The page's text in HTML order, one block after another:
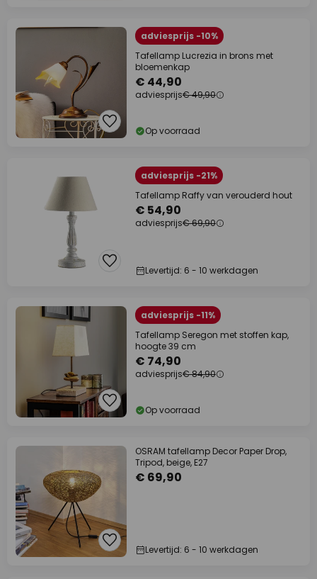
adviesprijs -10%
Tafellamp Lucrezia in brons met
bloemenkap
€ 44,90
adviesprijs€ 49,90
Op voorraad
adviesprijs -21%
Tafellamp Raffy van verouderd hout
€ 54,90
adviesprijs€ 69,90
Levertijd: 6 - 10 werkdagen
adviesprijs -11%
Tafellamp Seregon met stoffen kap,
hoogte 39 cm
€ 74,90
adviesprijs€ 84,90
Op voorraad
OSRAM tafellamp Decor Paper Drop,
Tripod, beige, E27
€ 69,90
Levertijd: 6 - 10 werkdagen